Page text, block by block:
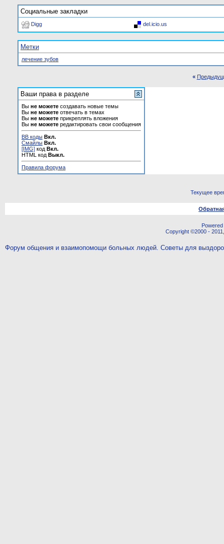
Социальные закладки
Digg del.icio.us
Метки
лечение зубов
«
Ваши права в разделе
Вы не можете создавать новые темы
Вы не можете отвечать в темах
Вы не можете прикреплять вложения
Вы не можете редактировать свои сообщения
BB коды Вкл.
Смайлы Вкл.
[IMG] код Вкл.
HTML код Выкл.
Правила форума
Текущее
Copyright ©2000 -
Форум общения и взаимопомощи больных людей. Советы для